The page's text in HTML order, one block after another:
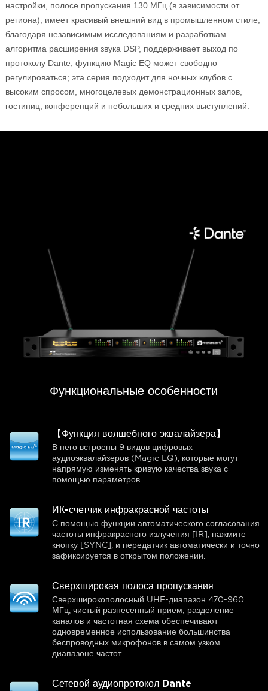
настройки, полосе пропускания 130 МГц (в зависимости от
региона); имеет красивый внешний вид в промышленном стиле;
благодаря независимым исследованиям и разработкам
алгоритма расширения звука DSP, поддерживает выход по
протоколу Dante, функцию Magic EQ может свободно
регулироваться; эта серия подходит для ночных клубов с
высоким спросом, многоцелевых демонстрационных залов,
гостиниц, конференций и небольших и средних выступлений.
Функциональные особенности
【Функция волшебного эквалайзера】
В него встроены 9 видов цифровых
аудиоэквалайзеров (Magic EQ), которые могут
напрямую изменять кривую качества звука с
помощью параметров.
ИК-счетчик инфракрасной частоты
С помощью функции автоматического согласования
частоты инфракрасного излучения [IR], нажмите
кнопку [SYNC], и передатчик автоматически и точно
зафиксируется в открытом положении.
Сверхширокая полоса пропускания
Сверхширокополосный UHF-диапазон 470-960
МГц, чистый разнесенный прием; разделение
каналов и частотная схема обеспечивают
одновременное использование большинства
беспроводных микрофонов в самом узком
диапазоне частот.
Сетевой аудиопротокол Dante